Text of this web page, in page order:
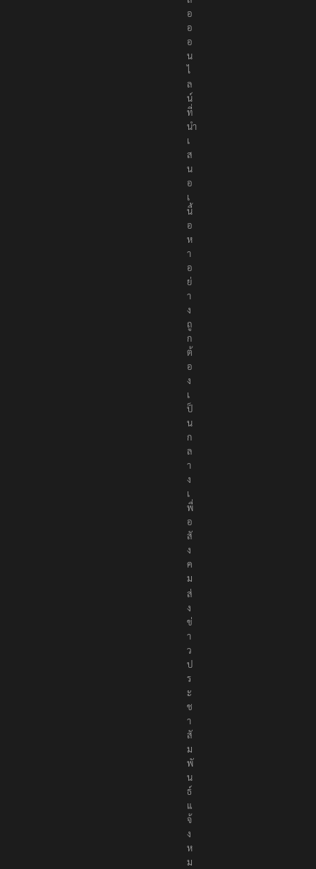
อ
อ
อ
น
ไ
ล
น์
ที่
นำ
เ
ส
น
อ
เ
นื้
อ
ห
า
อ
ย่
า
ง
ถู
ก
ต้
อ
ง
เ
ป็
น
ก
ล
า
ง
เ
พื่
อ
สั
ง
ค
ม
ส่
ง
ข่
า
ว
ป
ร
ะ
ช
า
สั
ม
พั
น
ธ์
แ
จ้
ง
ห
ม